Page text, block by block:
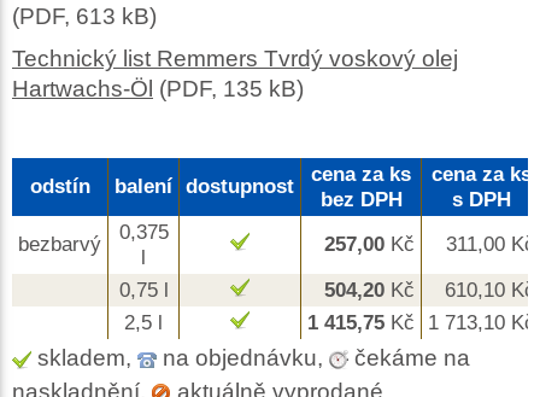
(PDF, 613 kB)
Technický list Remmers Tvrdý voskový olej
Hartwachs-Öl (PDF, 135 kB)
odstín balení dostupnost
cena za ks
bez DPH
cena za ks
s DPH
bezbarvý
0,375
l
257,00 Kč 311,00 Kč
0,75 l
504,20 Kč 610,10 Kč
2,5 l
1 415,75 Kč 1 713,10 Kč
skladem, na objednávku,
čekáme na
naskladnění,
aktuálně vyprodané